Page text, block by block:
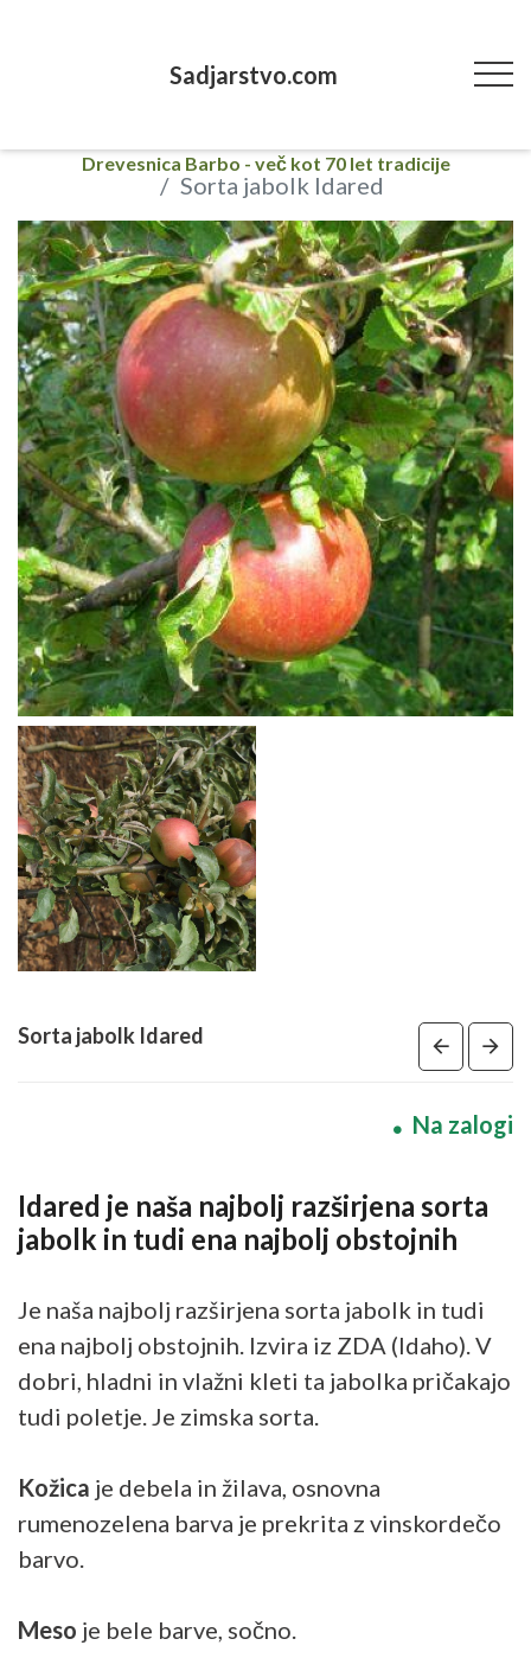
Sadjarstvo.com
Drevesnica Barbo - več kot 70 let tradicije
Sorta jabolk Idared
Sorta jabolk Idared
Na zalogi
Idared je naša najbolj razširjena sorta
jabolk in tudi ena najbolj obstojnih
Je naša najbolj razširjena sorta jabolk in tudi
ena najbolj obstojnih. Izvira iz ZDA (Idaho). V
dobri, hladni in vlažni kleti ta jabolka pričakajo
tudi poletje. Je zimska sorta.
Kožica je debela in žilava, osnovna
rumenozelena barva je prekrita z vinskordečo
barvo.
Meso je bele barve, sočno.